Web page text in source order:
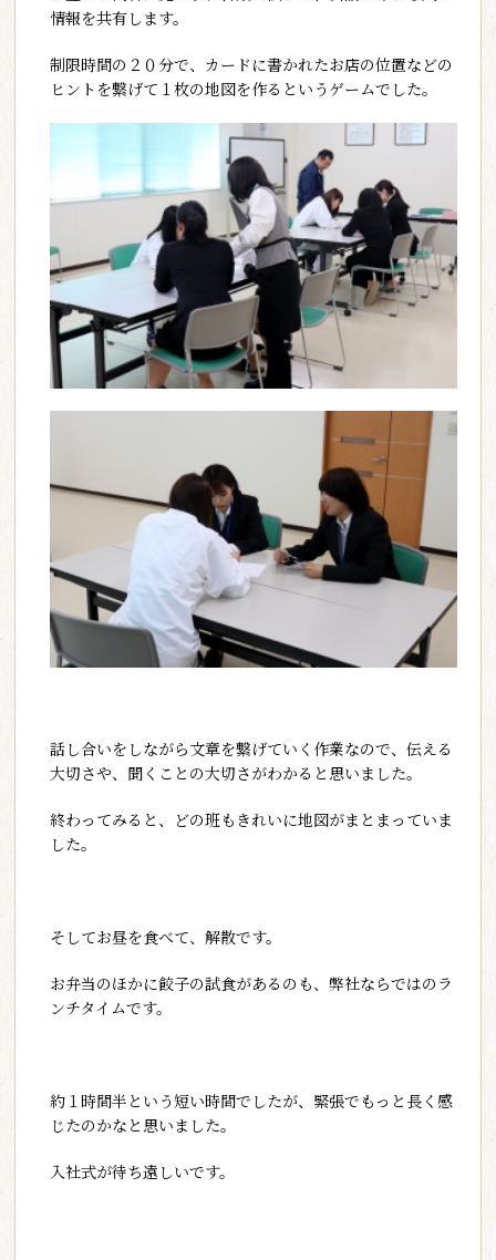
情報を共有します。
制限時間の２０分で、カードに書かれたお店の位置などの
ヒントを繋げて１枚の地図を作るというゲームでした。
話し合いをしながら文章を繋げていく作業なので、伝える
大切さや、聞くことの大切さがわかると思いました。
終わってみると、どの班もきれいに地図がまとまっていま
した。
そしてお昼を食べて、解散です。
お弁当のほかに餃子の試食があるのも、弊社ならではのラ
ンチタイムです。
約１時間半という短い時間でしたが、緊張でもっと長く感
じたのかなと思いました。
入社式が待ち遠しいです。